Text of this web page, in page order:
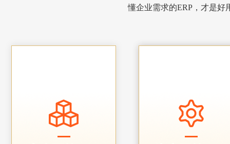
懂企业需求的ERP，才是好